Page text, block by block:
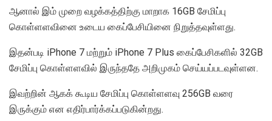
ஆனால் இம் முறை வழக்கத்திற்கு மாறாக 16GB சேமிப்பு
கொள்ளளவினை உடைய கைப்பேசியினை நிறுத்தவுள்ளது.
இதன்படி iPhone 7 மற்றும் iPhone 7 Plus கைப்பேசிகளில் 32GB
சேமிப்பு கொள்ளளவில் இருந்ததே அறிமுகம் செய்யப்படவுள்ளன.
இவற்றின் ஆகக் கூடிய சேமிப்பு கொள்ளளவு 256GB வரை
இருக்கும் என எதிர்பார்க்கப்படுகின்றது.